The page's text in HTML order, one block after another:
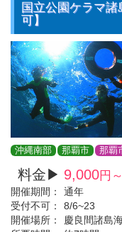
国立公園ケラマ
可】
沖縄南部 那覇市 那覇
料金▶ 9,000円～
開催期間：
通年
受付不可：
8/6~23
開催場所：
慶良間諸島